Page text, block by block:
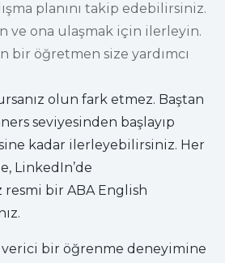
planını takip edebilirsiniz.
ve ona ulaşmak için ilerleyin.
bir öğretmen size yardımcı
olun fark etmez. Baştan
seviyesinden başlayıp
kadar ilerleyebilirsiniz. Her
LinkedIn’de
bir ABA English
verici bir öğrenme deneyimine